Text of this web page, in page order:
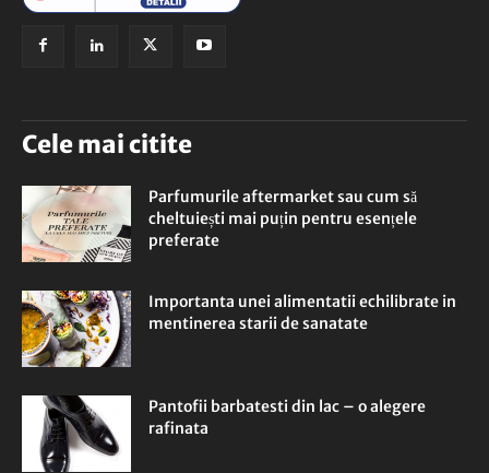
Cele mai citite
Parfumurile aftermarket sau cum să
cheltuiești mai puțin pentru esențele
preferate
Importanta unei alimentatii echilibrate in
mentinerea starii de sanatate
Pantofii barbatesti din lac – o alegere
rafinata